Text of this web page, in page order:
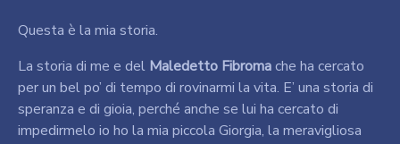
Questa è la mia storia.
La storia di me e del Maledetto Fibromache ha cercato
per un bel po’ di tempo di rovinarmi la vita. E’ una storia di
speranza e di gioia, perché anche se lui ha cercato di
impedirmelo io ho la mia piccola Giorgia, la meravigliosa